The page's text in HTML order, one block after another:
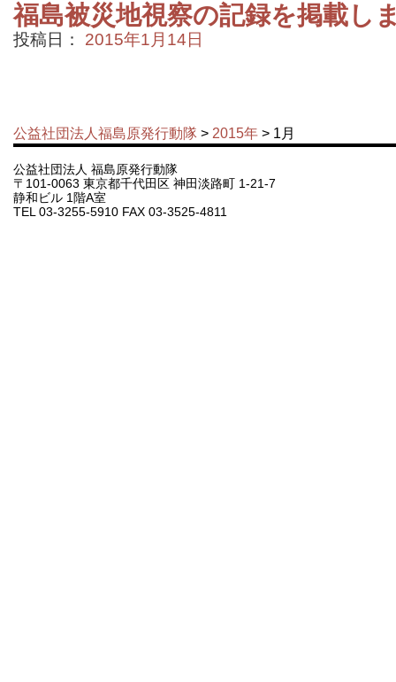
福島被災地視察の記録を掲載し
投稿日： 2015年1月14日
公益社団法人福島原発行動隊 > 2015年 > 1月
公益社団法人 福島原発行動隊
〒101-0063 東京都千代田区 神田淡路町 1-21-7
静和ビル 1階A室
TEL 03-3255-5910 FAX 03-3525-4811